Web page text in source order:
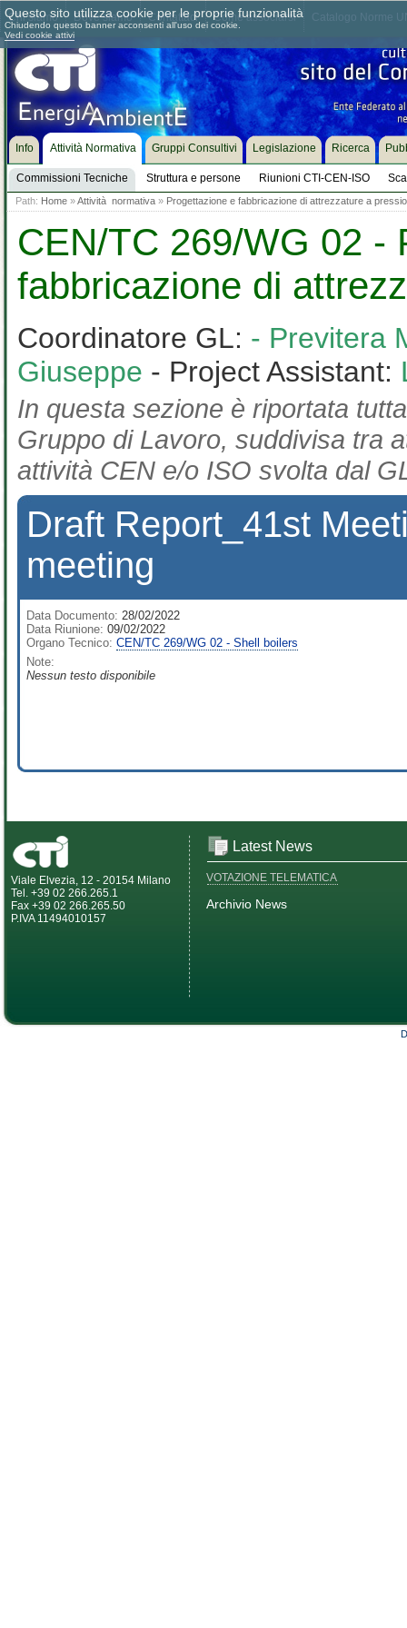
Chi siamo Dove siamo Contattaci Come associarsi
Info Attività Normativa
Commissioni Tecniche Struttura e persone Riunioni CTI-CEN-ISO
Gruppi Consultivi Legislazione Ricerca
Path: Home »Attività normativa » Progettazione e fabbricazione di attrezzature a
CEN/TC 269/WG 02 -
fabbricazione di
Coordinatore GL: - Previtera
Giuseppe - Project Assistant:
In questa sezione è riportata
Gruppo di Lavoro, suddivisa tra
attività CEN e/o ISO svolta dal
Draft Report_41st
meeting
Data Documento: 28/02/2022
Data Riunione: 09/02/2022
Organo Tecnico: CEN/TC 269/WG 02 - Shell boilers
Note:
Nessun testo disponibile
Viale Elvezia, 12 - 20154 Milano
Tel. +39 02 266.265.1
Fax +39 02 266.265.50
P.IVA 11494010157
Latest News
VOTAZIONE TELEMATICA
Archivio News
Questo sito utilizza cookie per le proprie funzionalità
Chiudendo questo banner acconsenti all'uso dei cookie.
Vedi cookie attivi